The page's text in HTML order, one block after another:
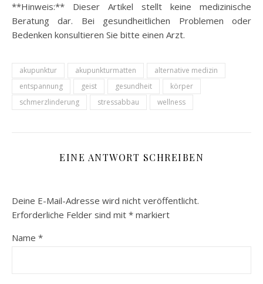
**Hinweis:** Dieser Artikel stellt keine medizinische
Beratung dar. Bei gesundheitlichen Problemen oder
Bedenken konsultieren Sie bitte einen Arzt.
akupunktur akupunkturmatten
alternative medizin
entspannung
geist gesundheit
körper
schmerzlinderung
stressabbau wellness
EINE ANTWORT SCHREIBEN
Deine E-Mail-Adresse wird nicht veröffentlicht.
Erforderliche Felder sind mit * markiert
Name *